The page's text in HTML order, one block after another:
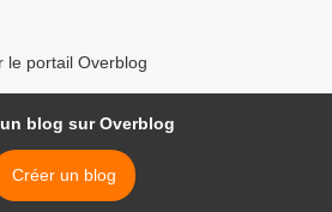
le portail Overblog
blog sur Overblog
Créer un blog